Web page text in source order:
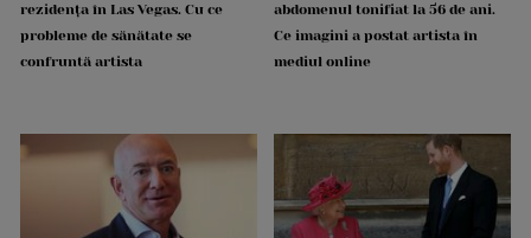
rezidența în Las Vegas. Cu ce
probleme de sănătate se
confruntă artista
abdomenul tonifiat la 56 de ani.
Ce imagini a postat artista în
mediul online